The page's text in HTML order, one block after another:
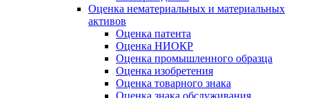
Оценка нематериальных и материальных
активов
Оценка патента
Оценка НИОКР
Оценка промышленного образца
Оценка изобретения
Оценка товарного знака